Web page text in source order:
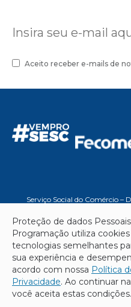
Dj
no
Aceito receber e-mails de
Serviço Social do Comércio –
Todos os
Proteção de dados
Programação utiliza
tecnologias semelhantes
sua experiência e
acordo com nossa Política
Privacidade. Ao continuar
você aceita estas condições.